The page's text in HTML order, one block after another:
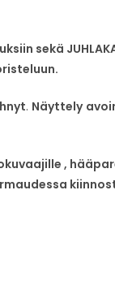
sekä
. Näyttely
,